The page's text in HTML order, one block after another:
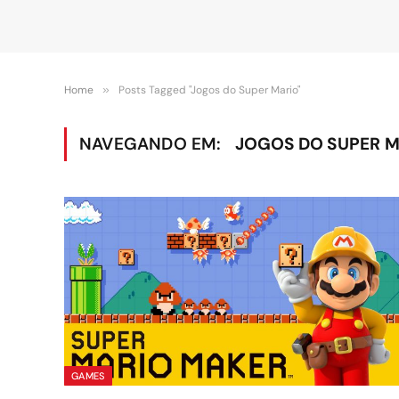
Home » Posts Tagged "Jogos do Super Mario"
NAVEGANDO EM: JOGOS DO SUPER
GAMES